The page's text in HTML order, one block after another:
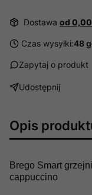
Dostawa od 0,00
Czas wysyłki:48
Zapytaj o produkt
Udostępnij
Opis
Brego Smart
cappuccino